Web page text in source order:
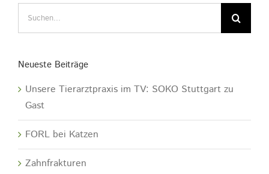
Neueste Beiträge
Unsere Tierarztpraxis im TV: SOKO Stuttgart zu
Gast
FORL bei Katzen
Zahnfrakturen